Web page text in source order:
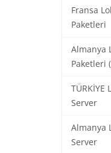
Fransa
Paketleri
Almanya
Paketleri
TÜRKİYE
Server
Almanya
Server